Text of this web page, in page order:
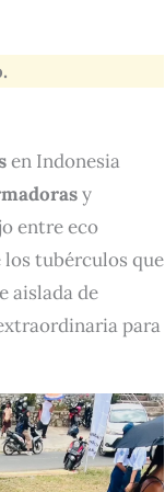
en Indonesia
y
entre eco
los tubérculos que
aislada de
para